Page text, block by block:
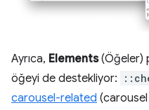
Ayrıca, Elements(Öğeler)
öğeyi de destekliyor:
carousel-related (carousel